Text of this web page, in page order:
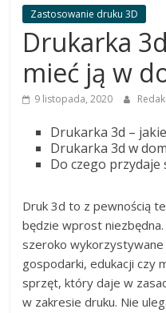
dobrać
najlepszą
drukarkę
Zastosowanie druku 3D
Drukarka
mieć ją w
9 listopada, 2020
Drukarka 3d –
Drukarka 3d w
Do czego przydaje
Druk 3d to z pewnością
będzie wprost niezbędna.
szeroko wykorzystywane
gospodarki, edukacji czy
sprzęt, który daje w
w zakresie druku. Nie